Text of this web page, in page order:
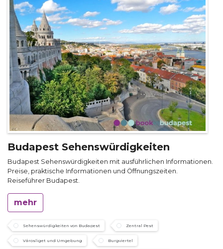
Budapest Sehenswürdigkeiten
Budapest Sehenswürdigkeiten mit ausführlichen Informationen.
Preise, praktische Informationen und Öffnungszeiten.
Reiseführer Budapest.
mehr
Sehenswürdigkeiten von Budapest Zentral Pest
Városliget und Umgebung Burgviertel